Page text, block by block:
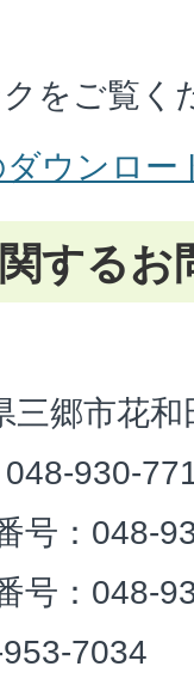
をご覧く
ウンロー
するお
三郷市花
930-
号：048-
号：048-
7034